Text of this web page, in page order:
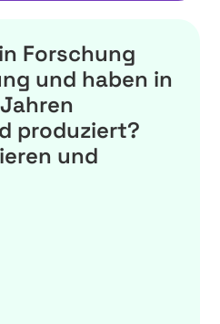
Forschung
und haben in
produziert?
und